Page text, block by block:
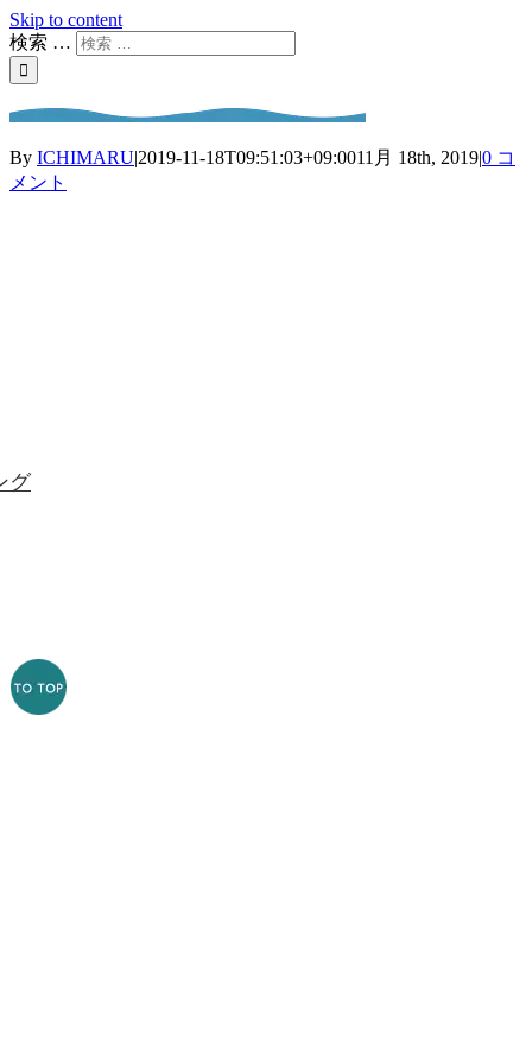
Skip to content
検索 …
By ICHIMARU|2019-11-18T09:51:03+09:0011月 18th, 2019|0 コ
メント
グ